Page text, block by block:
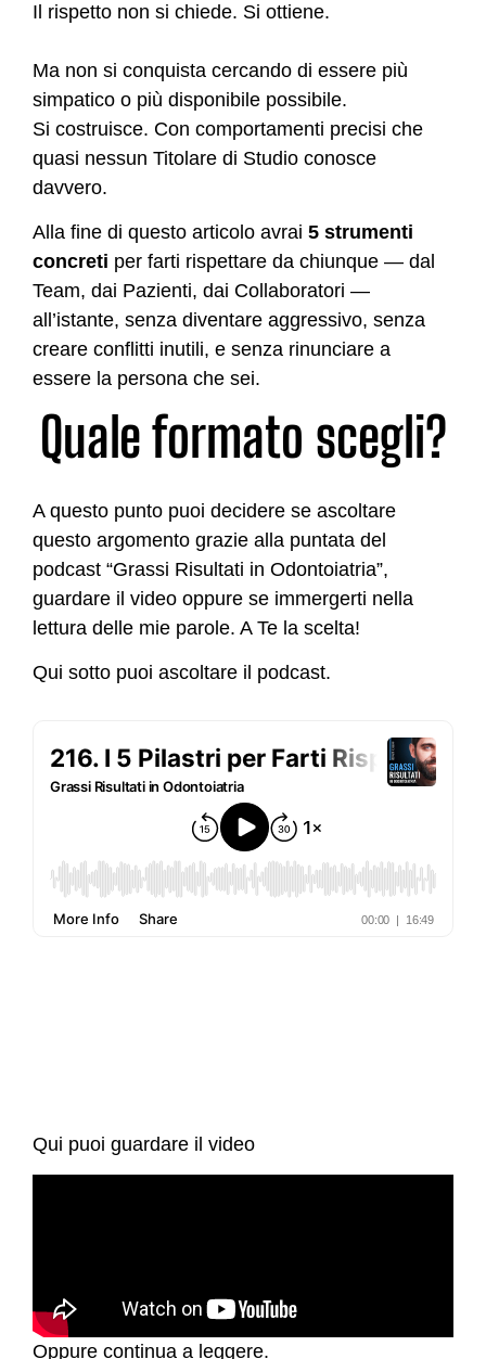
Il rispetto non si chiede. Si ottiene.
Ma non si conquista cercando di essere più
simpatico o più disponibile possibile.
Si costruisce. Con comportamenti precisi che
quasi nessun Titolare di Studio conosce
davvero.
Alla fine di questo articolo avrai 5 strumenti
concreti per farti rispettare da chiunque — dal
Team, dai Pazienti, dai Collaboratori —
all’istante, senza diventare aggressivo, senza
creare conflitti inutili, e senza rinunciare a
essere la persona che sei.
Quale formato scegli?
A questo punto puoi decidere se ascoltare
questo argomento grazie alla puntata del
podcast “Grassi Risultati in Odontoiatria”,
guardare il video oppure se immergerti nella
lettura delle mie parole. A Te la scelta!
Qui sotto puoi ascoltare il podcast.
Qui puoi guardare il video
Oppure continua a leggere.